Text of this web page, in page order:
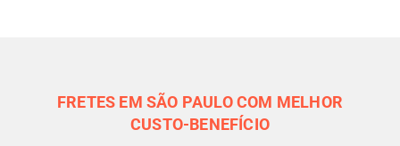
FRETES EM SÃO PAULO COM MELHOR
CUSTO-BENEFÍCIO